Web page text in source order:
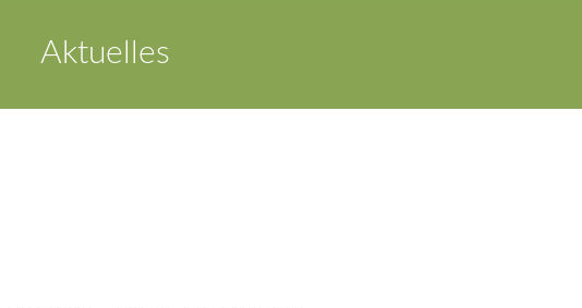
Aktuelles